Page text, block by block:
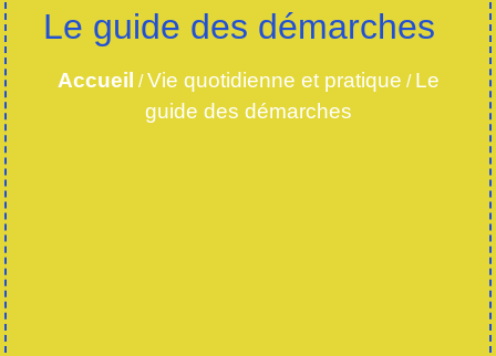
Le guide des démarches
Accueil /Vie quotidienne et pratique / Le
guide des démarches